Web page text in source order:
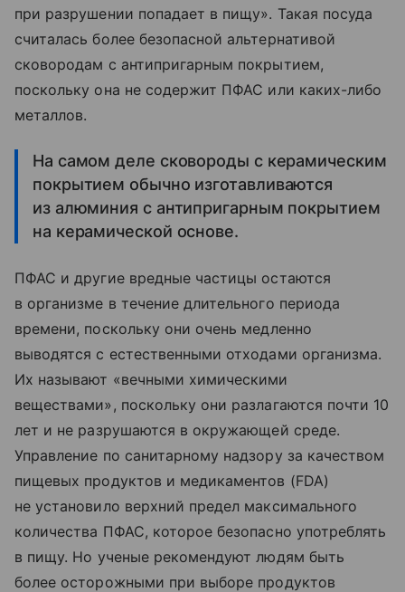
при разрушении попадает в пищу». Такая посуда
считалась более безопасной альтернативой
сковородам с антипригарным покрытием,
поскольку она не содержит ПФАС или каких-либо
металлов.
На самом деле сковороды с керамическим
покрытием обычно изготавливаются
из алюминия с антипригарным покрытием
на керамической основе.
ПФАС и другие вредные частицы остаются
в организме в течение длительного периода
времени, поскольку они очень медленно
выводятся с естественными отходами организма.
Их называют «вечными химическими
веществами», поскольку они разлагаются почти 10
лет и не разрушаются в окружающей среде.
Управление по санитарному надзору за качеством
пищевых продуктов и медикаментов (FDA)
не установило верхний предел максимального
количества ПФАС, которое безопасно употреблять
в пищу. Но ученые рекомендуют людям быть
более осторожными при выборе продуктов